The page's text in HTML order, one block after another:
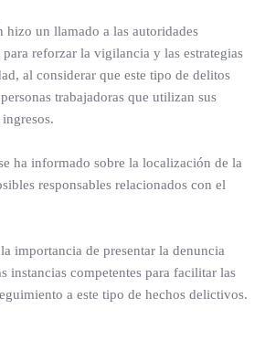
hizo un llamado a las autoridades
reforzar la vigilancia y las estrategias
al considerar que este tipo de delitos
trabajadoras que utilizan sus
ha informado sobre la localización de la
responsables relacionados con el
importancia de presentar la denuncia
instancias competentes para facilitar las
a este tipo de hechos delictivos.